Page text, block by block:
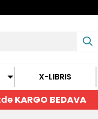
X-LIBRIS
KARGO BEDAVA